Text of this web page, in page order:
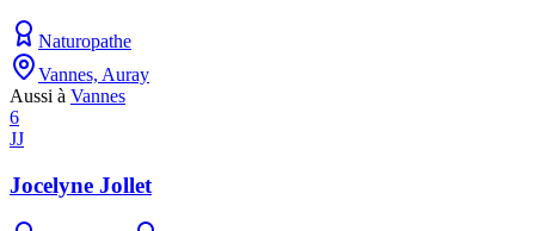
Naturopathe
Vannes, Auray
Aussi à Vannes
6
JJ
Jocelyne Jollet